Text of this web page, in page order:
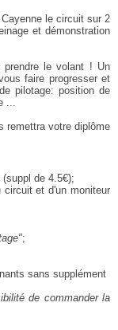
le circuit sur 2
et démonstration
le volant ! Un
faire progresser et
pilotage: position de
...
remettra votre diplôme
de 4.5€);
et d'un moniteur
;
sans supplément
de commander la